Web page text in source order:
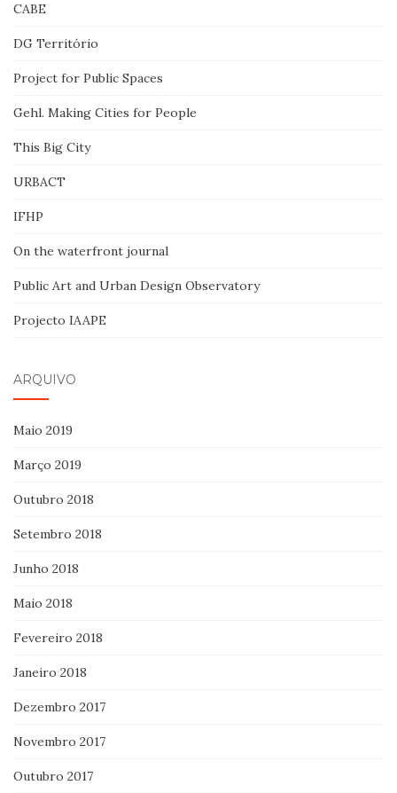
CABE
DG Território
Project for Public Spaces
Gehl. Making Cities for People
This Big City
URBACT
IFHP
On the waterfront journal
Public Art and Urban Design Observatory
Projecto IAAPE
ARQUIVO
Maio 2019
Março 2019
Outubro 2018
Setembro 2018
Junho 2018
Maio 2018
Fevereiro 2018
Janeiro 2018
Dezembro 2017
Novembro 2017
Outubro 2017